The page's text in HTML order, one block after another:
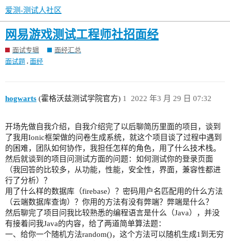
爱测-测试人社区
网易游戏测试工程师社招面经
面试专辑
面经汇总
面试题 ,面经
hogwarts (霍格沃兹测试学院官方) 2022 年3 月 29 日 07:32
1
开场先做自我介绍，自我介绍完了以后聊简历里面的项目，谈到
了我用Ionic框架做的问卷生成系统，就这个项目谈了过程中遇到
的困难，团队如何协作，我担任怎样的角色，用了什么技术栈。
然后就谈到的项目问测试方面的问题：如何测试你的登录页面
（我回答的比较多，从功能，性能，安全性，界面，兼容性都进
行了分析）？
用了什么样的数据库（firebase）？密码用户名匹配用的什么方法
（云端数据库查询）？你用的方法有没有弊端？弊端是什么？
然后聊完了项目问我比较熟悉的编程语言是什么（Java），并没
有接着问我Java的内容，给了两道简单算法题：
一、给你一个随机方法random()，这个方法可以随机生成1到无穷